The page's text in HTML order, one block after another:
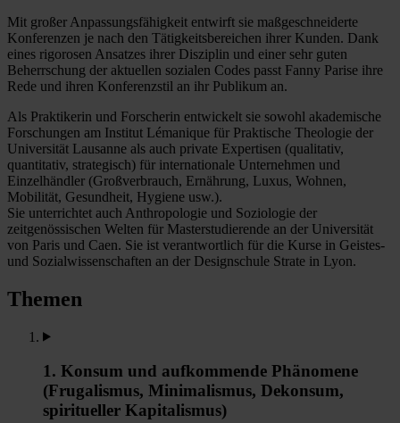
Mit großer Anpassungsfähigkeit entwirft sie maßgeschneiderte
Konferenzen je nach den Tätigkeitsbereichen ihrer Kunden. Dank
eines rigorosen Ansatzes ihrer Disziplin und einer sehr guten
Beherrschung der aktuellen sozialen Codes passt Fanny Parise ihre
Rede und ihren Konferenzstil an ihr Publikum an.
Als Praktikerin und Forscherin entwickelt sie sowohl akademische
Forschungen am Institut Lémanique für Praktische Theologie der
Universität Lausanne als auch private Expertisen (qualitativ,
quantitativ, strategisch) für internationale Unternehmen und
Einzelhändler (Großverbrauch, Ernährung, Luxus, Wohnen,
Mobilität, Gesundheit, Hygiene usw.).
Sie unterrichtet auch Anthropologie und Soziologie der
zeitgenössischen Welten für Masterstudierende an der Universität
von Paris und Caen. Sie ist verantwortlich für die Kurse in Geistes-
und Sozialwissenschaften an der Designschule Strate in Lyon.
Themen
1. Konsum und aufkommende Phänomene
(Frugalismus, Minimalismus, Dekonsum,
spiritueller Kapitalismus)